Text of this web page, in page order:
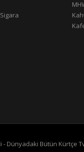
- Dünyadaki Bütün Kürtçe